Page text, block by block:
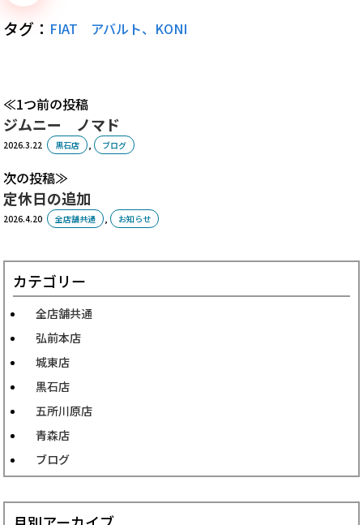
タグ： FIAT アバルト、KONI
1つ前の投稿
ジムニー ノマド
2026.3.22 黒石店 , ブログ
次の投稿
定休日の追加
2026.4.20 全店舗共通 , お知らせ
カテゴリー
全店舗共通
弘前本店
城東店
黒石店
五所川原店
青森店
ブログ